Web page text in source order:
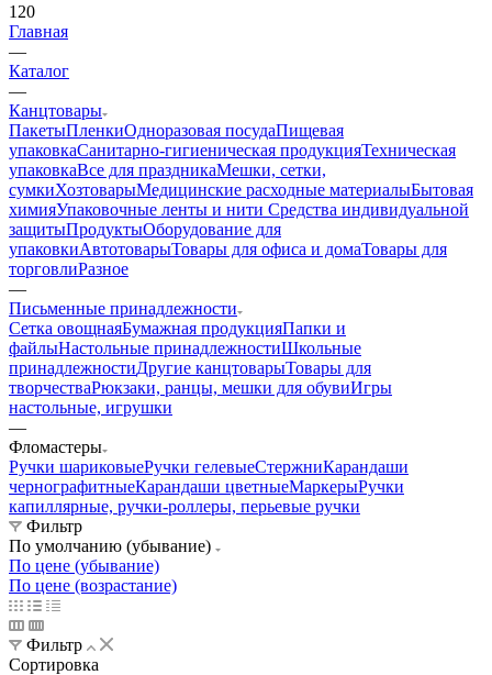
120
Главная
—
Каталог
—
Канцтовары
ПакетыПленкиОдноразовая посудаПищевая
упаковкаСанитарно-гигиеническая продукцияТехническая
упаковкаВсе для праздникаМешки, сетки,
сумкиХозтоварыМедицинские расходные материалыБытовая
химияУпаковочные ленты и нити Средства индивидуальной
защитыПродуктыОборудование для
упаковкиАвтотоварыТовары для офиса и домаТовары для
торговлиРазное
—
Письменные принадлежности
Сетка овощнаяБумажная продукцияПапки и
файлыНастольные принадлежностиШкольные
принадлежностиДругие канцтоварыТовары для
творчестваРюкзаки, ранцы, мешки для обувиИгры
настольные, игрушки
—
Фломастеры
Ручки шариковыеРучки гелевыеСтержниКарандаши
чернографитныеКарандаши цветныеМаркерыРучки
капиллярные, ручки-роллеры, перьевые ручки
Фильтр
По умолчанию (убывание)
По цене (убывание)
По цене (возрастание)
Фильтр
Сортировка